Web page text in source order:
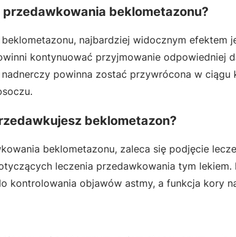
beklometazonu?
najbardziej widocznym efektem
kontynuować przyjmowanie
powinna zostać przywrócona w
beklometazon?
beklometazonu, zaleca się podjęcie
leczenia przedawkowania tym
kontrolowania objawów astmy, a funkcja kory